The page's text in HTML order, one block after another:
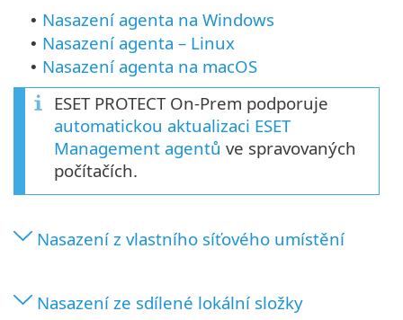
• Nasazení agenta na Windows
• Nasazení agenta – Linux
• Nasazení agenta na macOS
ESET PROTECT On-Prem podporuje
automatickou aktualizaci ESET
Management agentů ve spravovaných
počítačích.
Nasazení z vlastního síťového umístění
Nasazení ze sdílené lokální složky